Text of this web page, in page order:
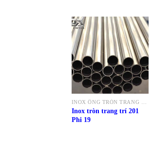
Inox tròn trang trí 201
Phi 19